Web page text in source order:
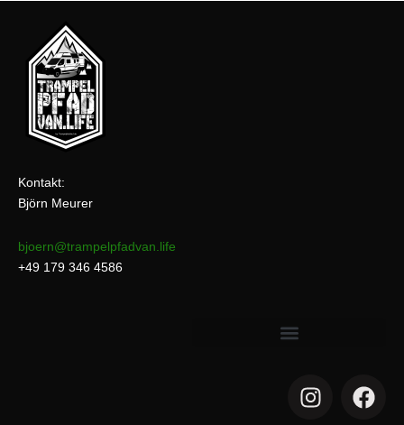
Kontakt:
Björn Meurer
bjoern@trampelpfadvan.life
+49 179 346 4586
I
n
F
a